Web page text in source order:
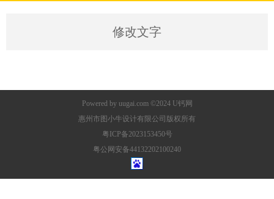
修改文字
Powered by uugai.com©2024 U钙网
惠州市图小牛设计有限公司版权所有
粤ICP备2023153450号
粤公网安备44132202100240